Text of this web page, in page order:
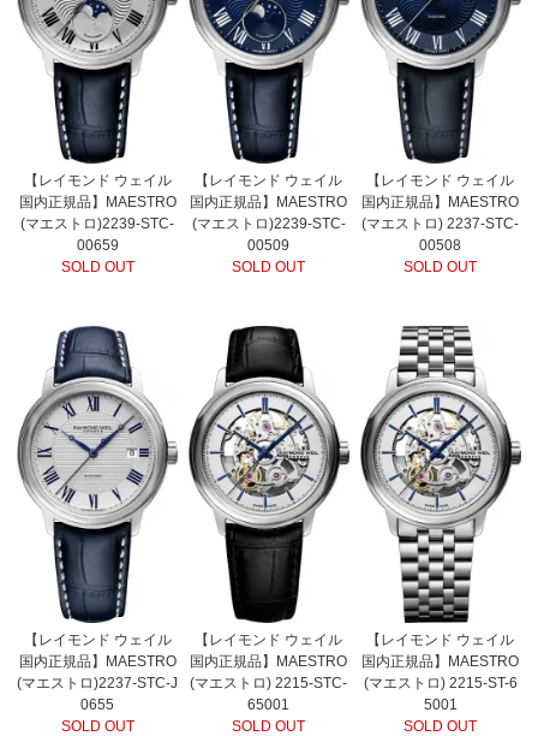
【レイモンド ウェイル
国内正規品】MAESTRO
(マエストロ)2239-STC-
00659
SOLD OUT
【レイモンド ウェイル
国内正規品】MAESTRO
(マエストロ)2239-STC-
00509
SOLD OUT
【レイモンド ウェイル
国内正規品】MAESTRO
(マエストロ) 2237-STC-
00508
SOLD OUT
【レイモンド ウェイル
国内正規品】MAESTRO
(マエストロ)2237-STC-J
0655
SOLD OUT
【レイモンド ウェイル
国内正規品】MAESTRO
(マエストロ) 2215-STC-
65001
SOLD OUT
【レイモンド ウェイル
国内正規品】MAESTRO
(マエストロ) 2215-ST-6
5001
SOLD OUT